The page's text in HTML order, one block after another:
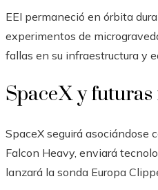
EEI permaneció en órbita
experimentos de
fallas en su infraestructura y
SpaceX y futuras
SpaceX seguirá asociándose
Falcon Heavy, enviará
lanzará la sonda Europa